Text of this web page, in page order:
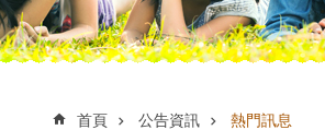
首頁 公告資訊 熱門訊息